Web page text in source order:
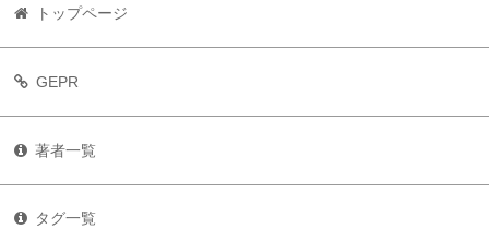
トップページ
GEPR
著者一覧
タグ一覧